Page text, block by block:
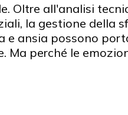
Oltre all'analisi
la gestione della
e ansia possono
Ma perché le